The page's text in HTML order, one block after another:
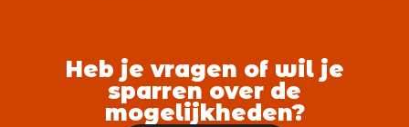
Heb je vragen of wil je
sparren over de
mogelijkheden?